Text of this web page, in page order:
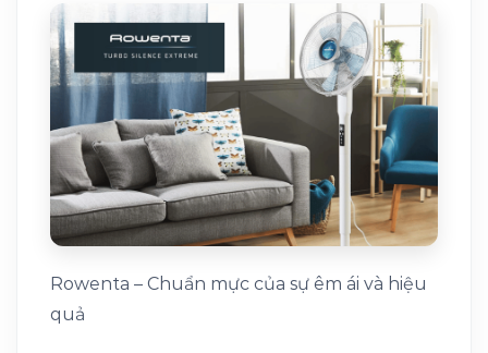
Rowenta – Chuẩn mực của sự êm ái và hiệu
quả